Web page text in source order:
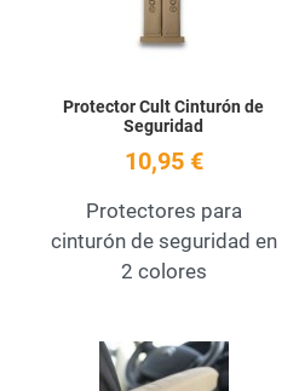
Protector Cult Cinturón de
Seguridad
10,95 €
Protectores para
cinturón de seguridad en
2 colores
Add to Wishlist